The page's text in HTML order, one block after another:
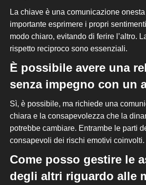
La chiave è una comunicazione
importante esprimere i propri
modo chiaro, evitando di ferire l’altro.
rispetto reciproco sono essenziali.
È possibile avere una
senza impegno con un
Sì, è possibile, ma richiede una
chiara e la consapevolezza che la
potrebbe cambiare. Entrambe le parti
consapevoli dei rischi emotivi coinvolti.
Come posso gestire le
degli altri riguardo alle